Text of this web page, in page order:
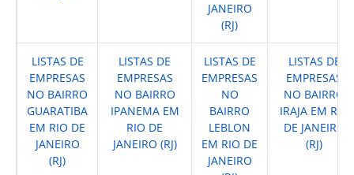
JANEIRO
(RJ)
LISTAS DE
EMPRESAS
NO BAIRRO
GUARATIBA
EM RIO DE
JANEIRO
(RJ)
LISTAS DE
EMPRESAS
NO BAIRRO
IPANEMA EM
RIO DE
JANEIRO (RJ)
LISTAS DE
EMPRESAS
NO
BAIRRO
LEBLON
EM RIO DE
JANEIRO
LISTAS DE
EMPRESAS
NO BAIRRO
IRAJA EM RIO
DE JANEIRO
(RJ)